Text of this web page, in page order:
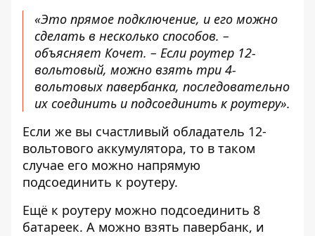
«Это прямое подключение, и его можно
сделать в несколько способов. –
объясняет Кочет. – Если роутер 12-
вольтовый, можно взять три 4-
вольтовых павербанка, последовательно
их соединить и подсоединить к роутеру».
Если же вы счастливый обладатель 12-
вольтового аккумулятора, то в таком
случае его можно напрямую
подсоединить к роутеру.
Ещё к роутеру можно подсоединить 8
батареек. А можно взять павербанк, и